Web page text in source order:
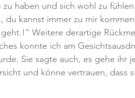
haben und sich wohl zu
du kannst immer zu mir
Weitere derartige
konnte ich am
Sie sagte auch, es gehe ihr
und könne vertrauen, dass